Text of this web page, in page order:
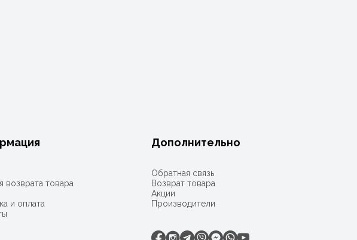
возврата товара
и оплата
Дополнительно
Обратная связь
Возврат товара
Акции
Производители